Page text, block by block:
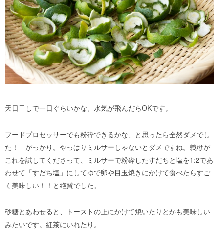
天日干しで一日ぐらいかな。水気が飛んだらOKです。
フードプロセッサーでも粉砕できるかな、と思ったら全然ダメでし
た！！がっかり。やっぱりミルサーじゃないとダメですね。義母が
これを試してくださって、ミルサーで粉砕したすだちと塩を1:2であ
わせて「すだち塩」にしてゆで卵や目玉焼きにかけて食べたらすご
く美味しい！！と絶賛でした。
砂糖とあわせると、トーストの上にかけて焼いたりとかも美味しい
みたいです。紅茶にいれたり。